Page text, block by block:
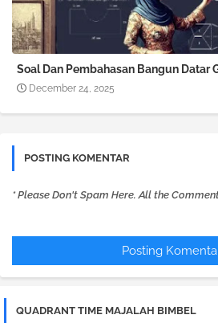
Soal Dan Pembahasan Bangun Datar
December 24, 2025
POSTING KOMENTAR
* Please Don't Spam Here. All the
Posting
QUADRANT TIME MAJALAH BIMBEL